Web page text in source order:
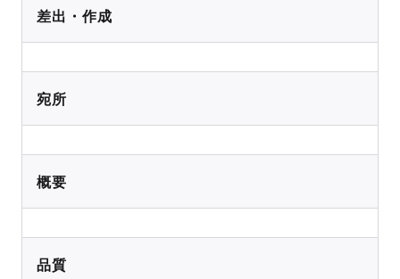
差出・作成
宛所
概要
品質